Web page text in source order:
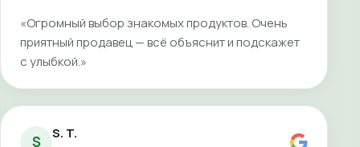
«Огромный выбор знакомых продуктов. Очень
приятный продавец — всё объяснит и подскажет
с улыбкой.»
S S. T.